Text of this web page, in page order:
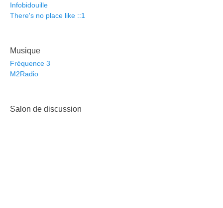
Infobidouille
There's no place like ::1
Musique
Fréquence 3
M2Radio
Salon de discussion